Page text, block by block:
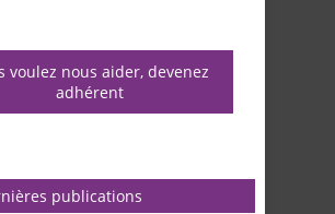
voulez nous aider, devenez
adhérent
publications